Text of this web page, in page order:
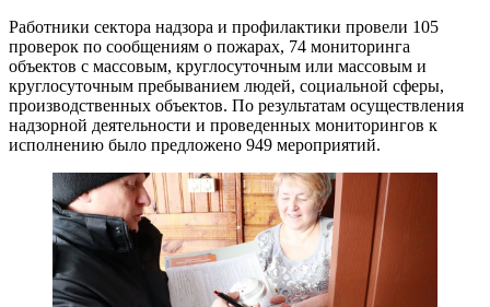
Работники сектора надзора и профилактики провели 105
проверок по сообщениям о пожарах, 74 мониторинга
объектов с массовым, круглосуточным или массовым и
круглосуточным пребыванием людей, социальной сферы,
производственных объектов. По результатам осуществления
надзорной деятельности и проведенных мониторингов к
исполнению было предложено 949 мероприятий.